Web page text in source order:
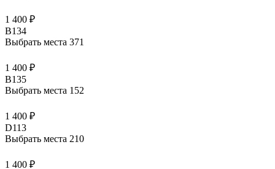
1 400 ₽
B134
Выбрать места 371
1 400 ₽
B135
Выбрать места 152
1 400 ₽
D113
Выбрать места 210
1 400 ₽